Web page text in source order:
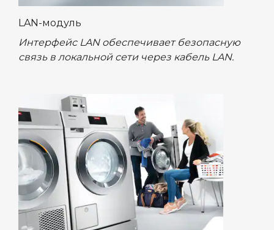
LAN-модуль
Интерфейс LAN обеспечивает безопасную
связь в локальной сети через кабель LAN.